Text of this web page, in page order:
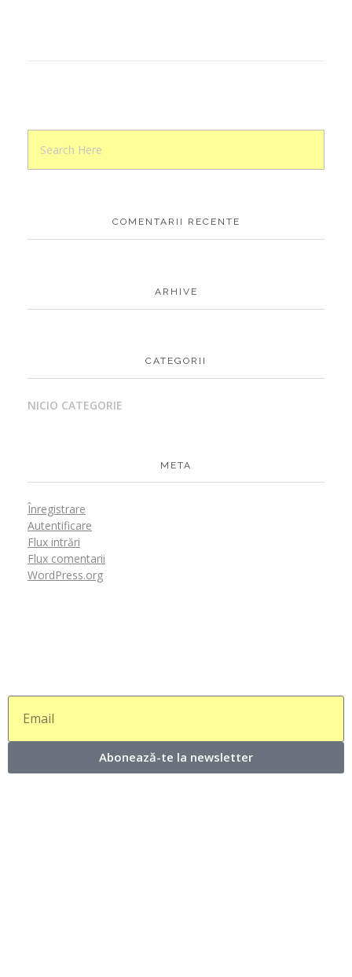
COMENTARII RECENTE
ARHIVE
CATEGORII
NICIO CATEGORIE
META
Înregistrare
Autentificare
Flux intrări
Flux comentarii
WordPress.org
Abonează-te la newsletter